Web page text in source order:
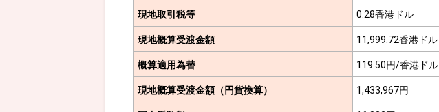
現地取引税等 0.28香港ドル
現地概算受渡金額 11,999.72香港ドル
概算適用為替 119.50円/香港ドル
現地概算受渡金額（円貨換算） 1,433,967円